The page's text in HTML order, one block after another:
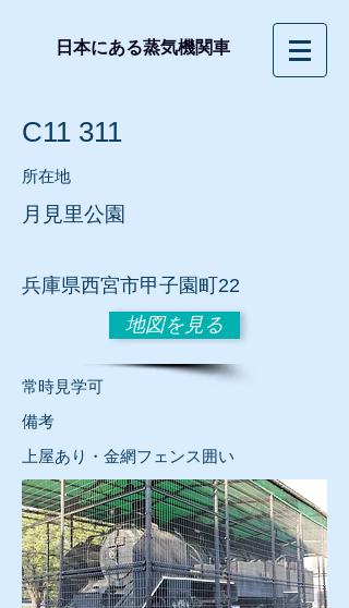
日本にある蒸気機関車
C11 311
所在地
月見里公園
兵庫県西宮市甲子園町22
地図を見る
常時見学可
​備考
上屋あり・金網フェンス囲い